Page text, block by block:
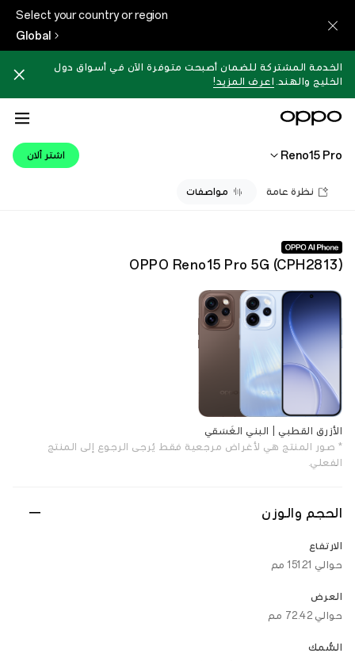
Select your country or region
Global
الخدمة المشتركة للضمان أصبحت متوفرة الآن في أسواق دول
الخليج والهند.
اعرف المزيد!
Reno15 Pro اشتر ألان
نظرة عامة مواصفات
OPPO Reno15 Pro 5G (CPH2813)
الأزرق القطبي | البني الغَسَقي
* صور المنتج هي لأغراض مرجعية فقط. يُرجى الرجوع إلى المنتج
الفعلي.
الحجم والوزن
الارتفاع
حوالي 151.21 مم
العرض
حوالي 72.42 مم
السُّمك